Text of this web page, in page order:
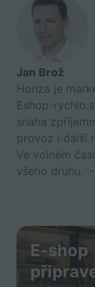
Jan Brož
Honza je
Eshop-
snaha
provoz i další
Ve volném
všeho druhu.
E-shop